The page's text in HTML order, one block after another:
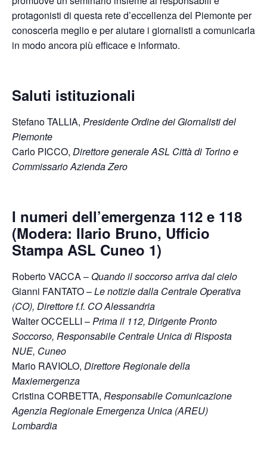
protagonisti di questa rete d’eccellenza del Piemonte per
conoscerla meglio e per aiutare i giornalisti a comunicarla
in modo ancora più efficace e informato.
Saluti istituzionali
Stefano TALLIA, Presidente Ordine dei Giornalisti del
Piemonte
Carlo PICCO, Direttore generale ASL Città di Torino e
Commissario Azienda Zero
I numeri dell’emergenza 112 e 118
(Modera: Ilario Bruno, Ufficio
Stampa ASL Cuneo 1)
Roberto VACCA – Quando il soccorso arriva dal cielo
Gianni FANTATO –Le notizie dalla Centrale Operativa
(CO), Direttore f.f. CO Alessandria
Walter OCCELLI –Prima il 112, Dirigente Pronto
Soccorso, Responsabile Centrale Unica di Risposta
NUE, Cuneo
Mario RAVIOLO, Direttore Regionale della
Maxiemergenza
Cristina CORBETTA, Responsabile Comunicazione
Agenzia Regionale Emergenza Unica (AREU)
Lombardia